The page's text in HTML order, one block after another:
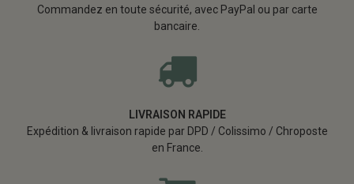
Commandez en toute sécurité, avec PayPal ou par carte
bancaire.
LIVRAISON RAPIDE
Expédition & livraison rapide par DPD / Colissimo / Chroposte
en France.